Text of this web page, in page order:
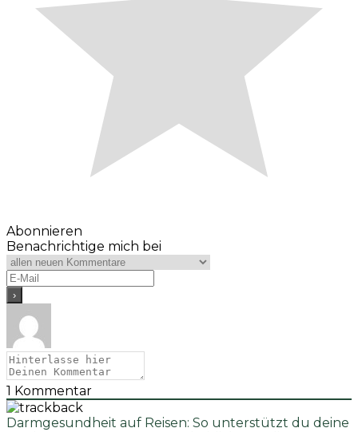
Abonnieren
Benachrichtige mich bei
1 Kommentar
Darmgesundheit auf Reisen: So unterstützt du deine